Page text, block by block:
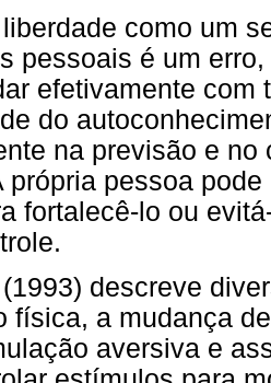
como um
pessoais é um
efetivamente com
do
na previsão e
própria pessoa
fortalecê-lo ou
descreve
física, a mudança
aversiva e